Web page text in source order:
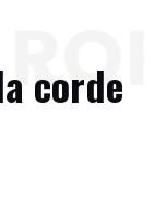
corde